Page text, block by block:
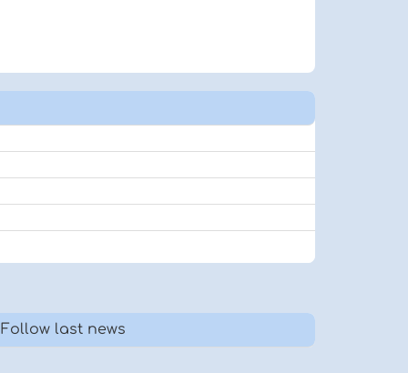
Follow last news